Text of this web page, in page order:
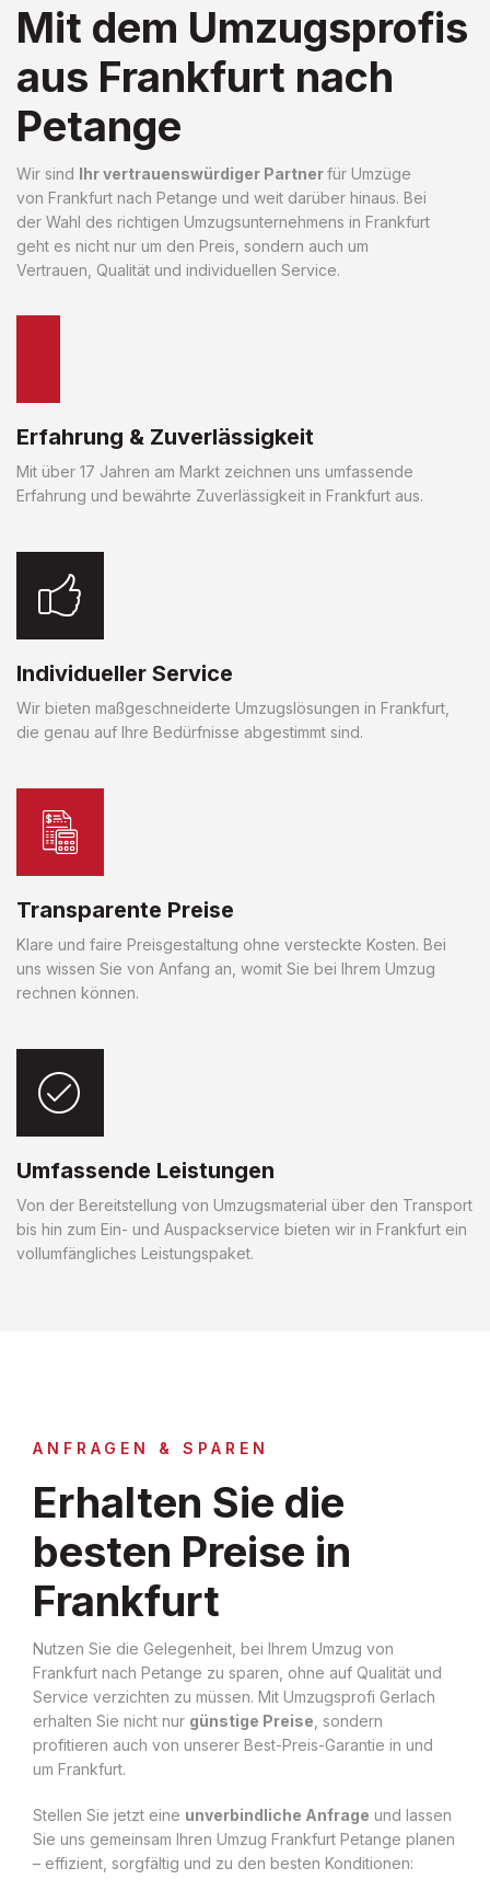
Mit dem Umzugsprofis
aus Frankfurt nach
Petange
Wir sind Ihr vertrauenswürdiger Partnerfür Umzüge
von Frankfurt nach Petange und weit darüber hinaus. Bei
der Wahl des richtigen Umzugsunternehmens in Frankfurt
geht es nicht nur um den Preis, sondern auch um
Vertrauen, Qualität und individuellen Service.
Erfahrung & Zuverlässigkeit
Mit über 17 Jahren am Markt zeichnen uns umfassende
Erfahrung und bewährte Zuverlässigkeit in Frankfurt aus.
Individueller Service
Wir bieten maßgeschneiderte Umzugslösungen in Frankfurt,
die genau auf Ihre Bedürfnisse abgestimmt sind.
Transparente Preise
Klare und faire Preisgestaltung ohne versteckte Kosten. Bei
uns wissen Sie von Anfang an, womit Sie bei Ihrem Umzug
rechnen können.
Umfassende Leistungen
Von der Bereitstellung von Umzugsmaterial über den Transport
bis hin zum Ein- und Auspackservice bieten wir in Frankfurt ein
vollumfängliches Leistungspaket.
ANFRAGEN & SPAREN
Erhalten Sie die
besten Preise in
Frankfurt
Nutzen Sie die Gelegenheit, bei Ihrem Umzug von
Frankfurt nach Petange zu sparen, ohne auf Qualität und
Service verzichten zu müssen. Mit Umzugsprofi Gerlach
erhalten Sie nicht nur günstige Preise , sondern
profitieren auch von unserer Best-Preis-Garantie in und
um Frankfurt.
Stellen Sie jetzt eine unverbindliche Anfrage und lassen
Sie uns gemeinsam Ihren Umzug Frankfurt Petange planen
– effizient, sorgfältig und zu den besten Konditionen: